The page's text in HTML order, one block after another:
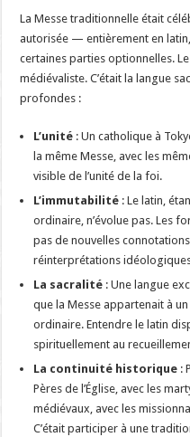
La Messe traditionnelle était
autorisée — entièrement en
certaines parties optionnelles.
médiévaliste. C’était la langue
profondes :
L’unité : Un catholique à
la même Messe, avec les
visible de l’unité de la foi.
L’immutabilité : Le latin,
ordinaire, n’évolue pas. Les
pas de nouvelles
réinterprétations
La sacralité : Une langue
que la Messe appartenait à
ordinaire. Entendre le latin
spirituellement au
La continuité historique :
Pères de l’Église, avec les
médiévaux, avec les
C’était participer à une